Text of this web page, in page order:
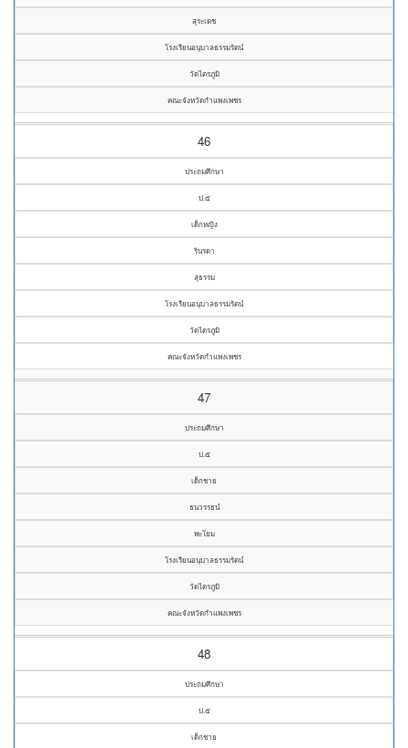
สุระเดช
โรงเรียนอนุบาลธรรมรัตน์
วัดไตรภูมิ
คณะจังหวัดกำแพงเพชร
46
ประถมศึกษา
ป.๕
เด็กหญิง
รินรดา
สุธรรม
โรงเรียนอนุบาลธรรมรัตน์
วัดไตรภูมิ
คณะจังหวัดกำแพงเพชร
47
ประถมศึกษา
ป.๕
เด็กชาย
ธนวรรธน์
พะโยม
โรงเรียนอนุบาลธรรมรัตน์
วัดไตรภูมิ
คณะจังหวัดกำแพงเพชร
48
ประถมศึกษา
ป.๕
เด็กชาย